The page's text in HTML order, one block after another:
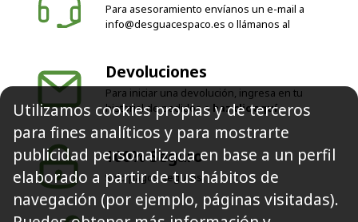
Para asesoramiento envíanos un e-mail a
info@desguacespaco.es o llámanos al
Devoluciones
Para iniciar una devolución, ingresa en tu
historial de pedidos o haz clic aquí
100% Seguro
Solo pagos seguros
Utilizamos cookies propias y de terceros
para fines analíticos y para mostrarte
publicidad personalizada en base a un perfil
elaborado a partir de tus hábitos de
navegación (por ejemplo, páginas visitadas).